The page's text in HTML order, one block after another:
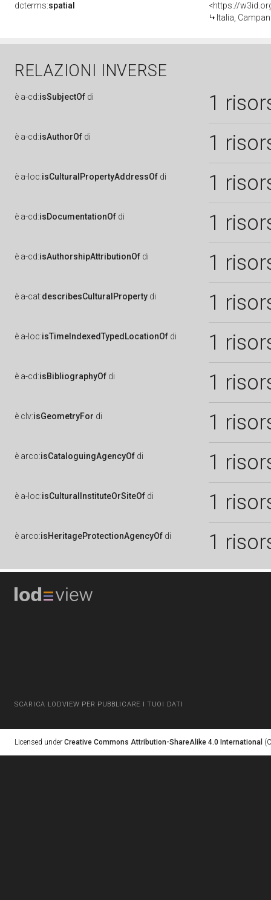
dcterms:spatial
<https://
Italia,
RELAZIONI INVERSE
è a-cd:isSubjectOf di 1
è a-cd:isAuthorOf di 1
è a-loc:isCulturalPropertyAddressOf di 1
è a-cd:isDocumentationOf di 1
è a-cd:isAuthorshipAttributionOf di 1
è a-cat:describesCulturalProperty di 1
è a-loc:isTimeIndexedTypedLocationOf di 1
è a-cd:isBibliographyOf di 1
è clv:isGeometryFor di 1
è arco:isCataloguingAgencyOf di 1
è a-loc:isCulturalInstituteOrSiteOf di 1
è arco:isHeritageProtectionAgencyOf di 1
SCARICA LODVIEW PER PUBBLICARE I TUOI DATI
Licensed under Creative Commons Attribution-ShareAlike 4.0 International